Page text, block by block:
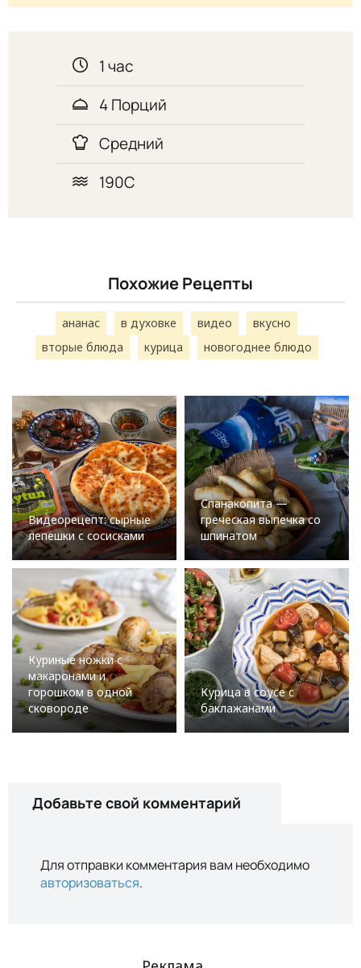
1 час
4 Порций
Средний
190С
Похожие Рецепты
ананас в духовке видео
вкусно
вторые блюда
курица новогоднее блюдо
Видеорецепт: сырные
лепешки с сосисками
Спанакопита —
греческая выпечка со
шпинатом
Куриные ножки с
макаронами и
горошком в одной
сковороде
Курица в соусе с
баклажанами
Добавьте свой комментарий
Для отправки комментария вам необходимо
авторизоваться.